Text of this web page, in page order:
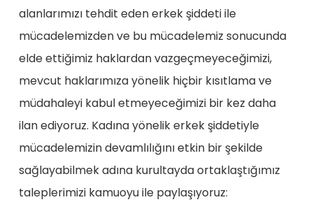
alanlarımızı tehdit eden erkek şiddeti ile
mücadelemizden ve bu mücadelemiz sonucunda
elde ettiğimiz haklardan vazgeçmeyeceğimizi,
mevcut haklarımıza yönelik hiçbir kısıtlama ve
müdahaleyi kabul etmeyeceğimizi bir kez daha
ilan ediyoruz. Kadına yönelik erkek şiddetiyle
mücadelemizin devamlılığını etkin bir şekilde
sağlayabilmek adına kurultayda ortaklaştığımız
taleplerimizi kamuoyu ile paylaşıyoruz: